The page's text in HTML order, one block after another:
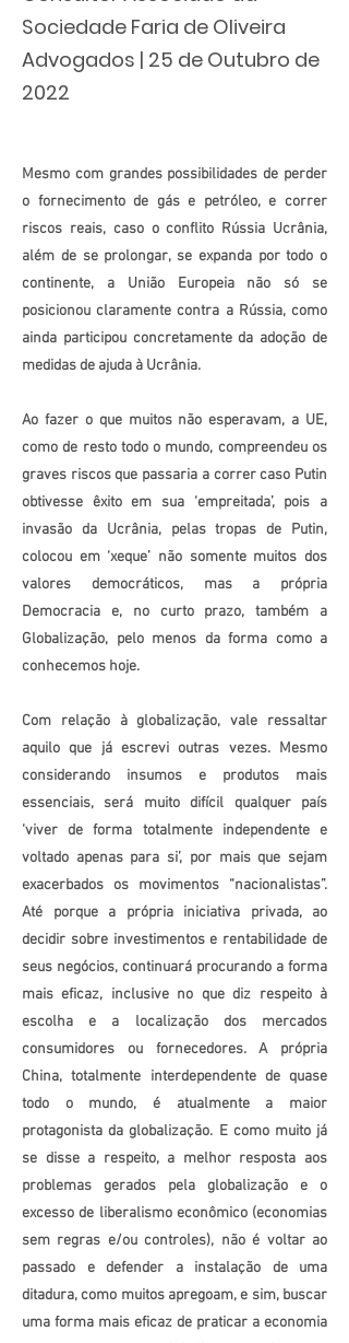
Sociedade Faria de Oliveira
Advogados | 25 de Outubro de
2022
Mesmo com grandes possibilidades de perder
o fornecimento de gás e petróleo, e correr
riscos reais, caso o conflito Rússia Ucrânia,
além de se prolongar, se expanda por todo o
continente, a União Europeia não só se
posicionou claramente contra a Rússia, como
ainda participou concretamente da adoção de
medidas de ajuda à Ucrânia.
Ao fazer o que muitos não esperavam, a UE,
como de resto todo o mundo, compreendeu os
graves riscos que passaria a correr caso Putin
obtivesse êxito em sua ‘empreitada’, pois a
invasão da Ucrânia, pelas tropas de Putin,
colocou em ‘xeque’ não somente muitos dos
valores democráticos, mas a própria
Democracia e, no curto prazo, também a
Globalização, pelo menos da forma como a
conhecemos hoje.
Com relação à globalização, vale ressaltar
aquilo que já escrevi outras vezes. Mesmo
considerando insumos e produtos mais
essenciais, será muito difícil qualquer país
‘viver de forma totalmente independente e
voltado apenas para si’, por mais que sejam
exacerbados os movimentos “nacionalistas”.
Até porque a própria iniciativa privada, ao
decidir sobre investimentos e rentabilidade de
seus negócios, continuará procurando a forma
mais eficaz, inclusive no que diz respeito à
escolha e a localização dos mercados
consumidores ou fornecedores. A própria
China, totalmente interdependente de quase
todo o mundo, é atualmente a maior
protagonista da globalização. E como muito já
se disse a respeito, a melhor resposta aos
problemas gerados pela globalização e o
excesso de liberalismo econômico (economias
sem regras e/ou controles), não é voltar ao
passado e defender a instalação de uma
ditadura, como muitos apregoam, e sim, buscar
uma forma mais eficaz de praticar a economia